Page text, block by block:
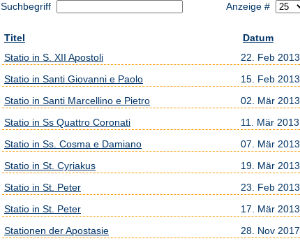
Suchbegriff Anzeige #
Titel
Datum
Statio in S. XII Apostoli
22. Feb 2013
Statio in Santi Giovanni e Paolo
15. Feb 2013
Statio in Santi Marcellino e Pietro
02. Mär 2013
Statio in Ss Quattro Coronati
11. Mär 2013
Statio in Ss. Cosma e Damiano
07. Mär 2013
Statio in St. Cyriakus
19. Mär 2013
Statio in St. Peter
23. Feb 2013
Statio in St. Peter
17. Mär 2013
Stationen der Apostasie
28. Nov 2017